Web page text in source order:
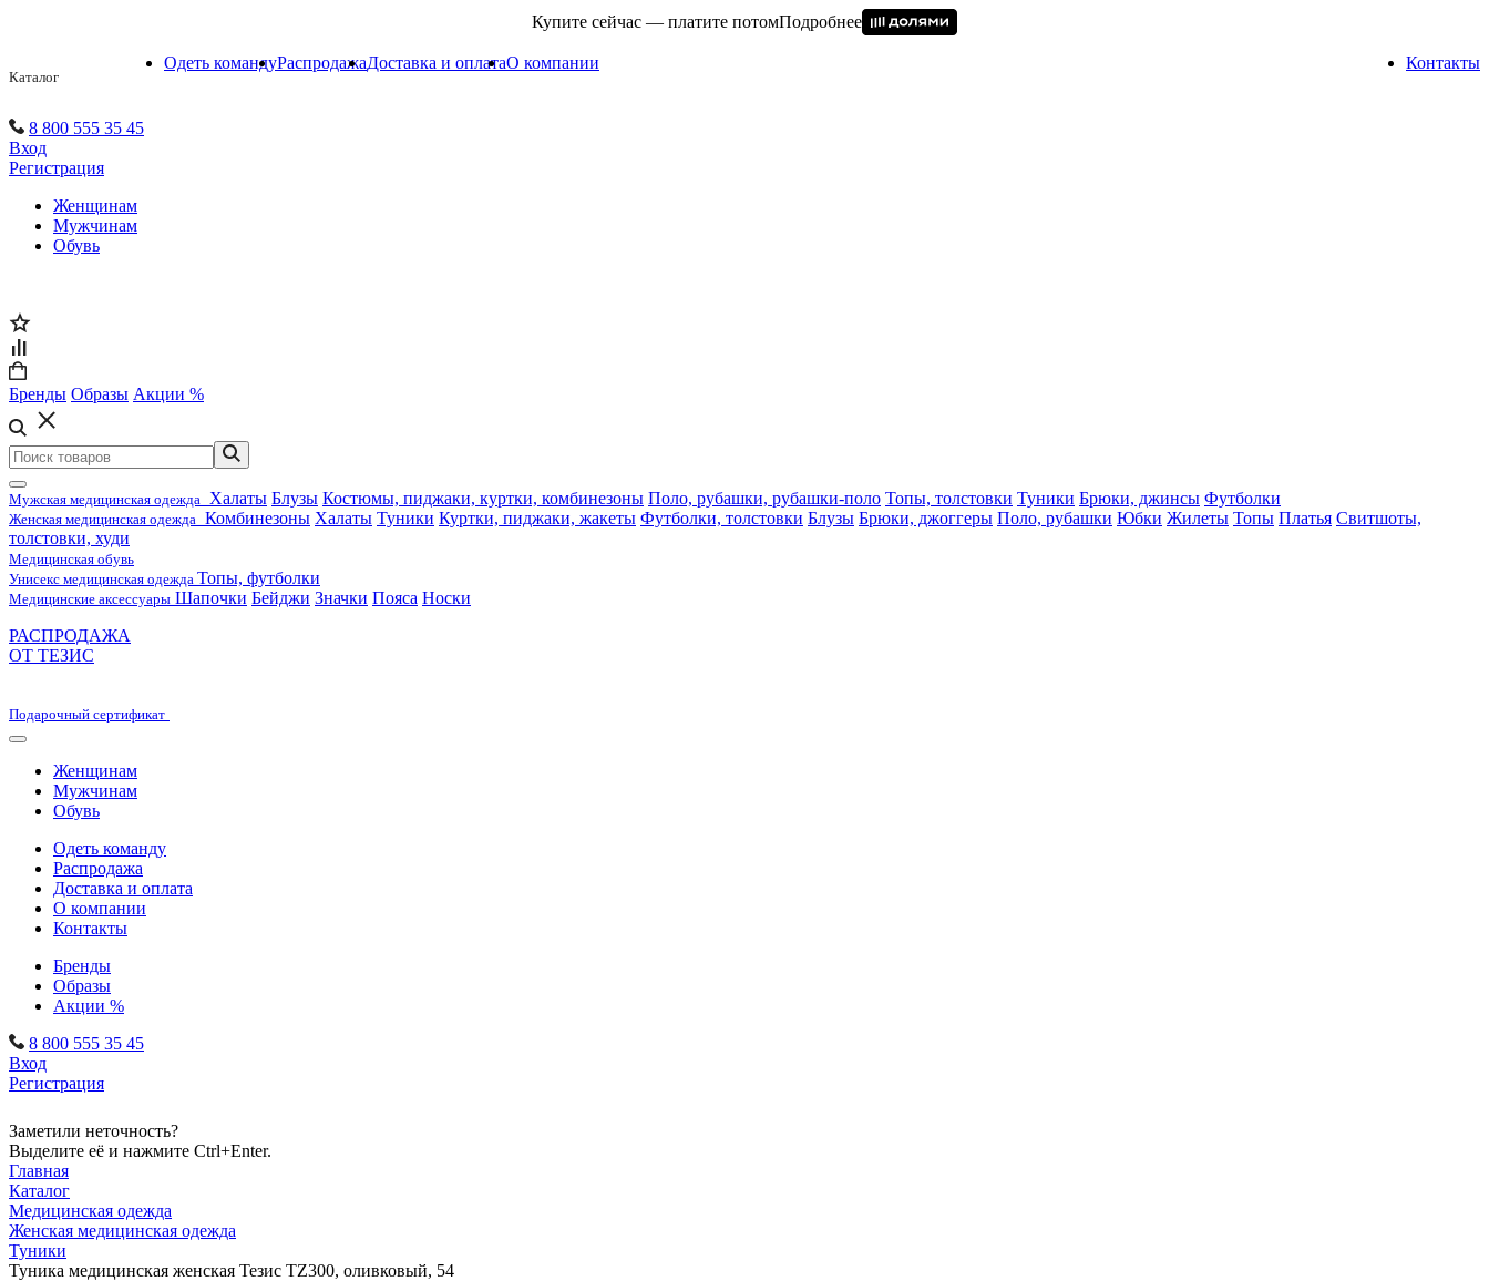
Купите сейчас — платите потомПодробнее
Каталог
Одеть командуРаспродажаДоставка и оплатаО компании Контакты
8 800 555 35 45
Вход
Регистрация
Женщинам
Мужчинам
Обувь
Бренды Образы Акции %
Мужская медицинская одежда Халаты Блузы Костюмы, пиджаки, куртки, комбинезоны Поло, рубашки, рубашки-поло Топы, толстовки Туники Брюки, джинсы Футболки
Женская медицинская одежда Комбинезоны Халаты Туники Куртки, пиджаки, жакеты Футболки, толстовки Блузы Брюки, джоггеры Поло, рубашки Юбки Жилеты Топы Платья Свитшоты,
толстовки, худи
Медицинская обувь
Унисекс медицинская одежда Топы, футболки
Медицинские аксессуары Шапочки Бейджи Значки Пояса Носки
РАСПРОДАЖА
ОТ ТЕЗИС
Подарочный сертификат
Женщинам
Мужчинам
Обувь
Одеть команду
Распродажа
Доставка и оплата
О компании
Контакты
Бренды
Образы
Акции %
8 800 555 35 45
Вход
Регистрация
Заметили неточность?
Выделите её и нажмите Ctrl+Enter.
Главная
Каталог
Медицинская одежда
Женская медицинская одежда
Туники
Туника медицинская женская Тезис TZ300, оливковый, 54